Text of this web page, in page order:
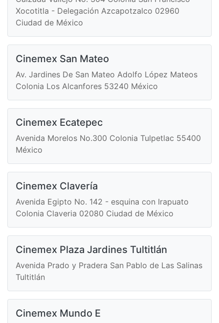
Xocotitla - Delegación Azcapotzalco 02960
Ciudad de México
Cinemex San Mateo
Av. Jardines De San Mateo Adolfo López Mateos
Colonia Los Alcanfores 53240 México
Cinemex Ecatepec
Avenida Morelos No.300 Colonia Tulpetlac 55400
México
Cinemex Clavería
Avenida Egipto No. 142 - esquina con Irapuato
Colonia Claveria 02080 Ciudad de México
Cinemex Plaza Jardines Tultitlán
Avenida Prado y Pradera San Pablo de Las Salinas
Tultitlán
Cinemex Mundo E